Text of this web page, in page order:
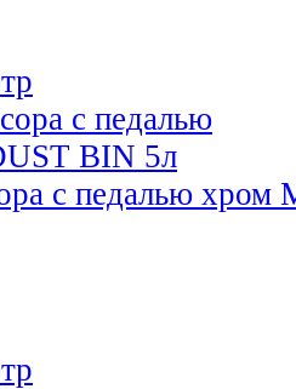
с педалью